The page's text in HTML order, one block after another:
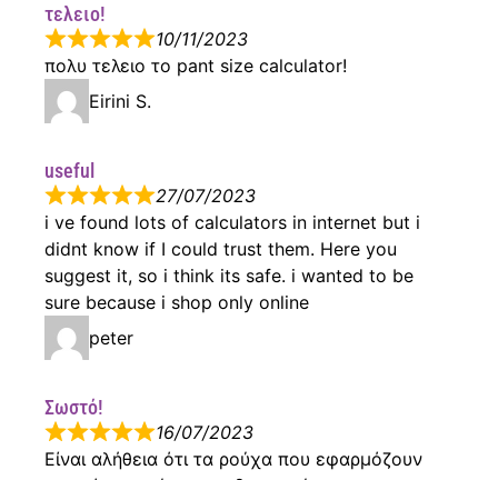
τελειο!
10/11/2023
πολυ τελειο το pant size calculator!
Eirini S.
useful
27/07/2023
i ve found lots of calculators in internet but i
didnt know if I could trust them. Here you
suggest it, so i think its safe. i wanted to be
sure because i shop only online
peter
Σωστό!
16/07/2023
Είναι αλήθεια ότι τα ρούχα που εφαρμόζουν